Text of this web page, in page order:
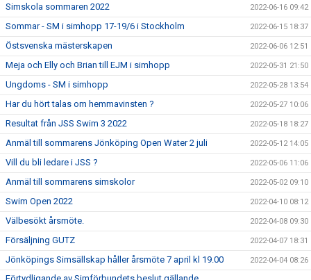
Simskola sommaren 2022 2022-06-16 09:42
Sommar - SM i simhopp 17-19/6 i Stockholm 2022-06-15 18:37
Östsvenska mästerskapen 2022-06-06 12:51
Meja och Elly och Brian till EJM i simhopp 2022-05-31 21:50
Ungdoms - SM i simhopp 2022-05-28 13:54
Har du hört talas om hemmavinsten ? 2022-05-27 10:06
Resultat från JSS Swim 3 2022 2022-05-18 18:27
Anmäl till sommarens Jönköping Open Water 2 juli 2022-05-12 14:05
Vill du bli ledare i JSS ? 2022-05-06 11:06
Anmäl till sommarens simskolor 2022-05-02 09:10
Swim Open 2022 2022-04-10 08:12
Välbesökt årsmöte. 2022-04-08 09:30
Försäljning GUTZ 2022-04-07 18:31
Jönköpings Simsällskap håller årsmöte 7 april kl 19.00 2022-04-04 08:26